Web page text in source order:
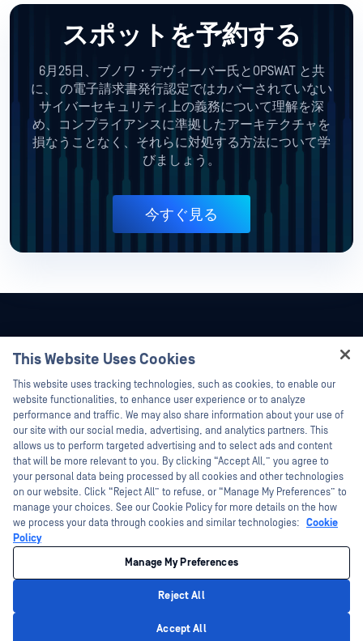
スポットを予約する
6月25日、ブノワ・デヴィーバー氏とOPSWAT と共
に、
の電子請求書発行認定ではカバーされていない
サイバーセキュリティ上の義務について理解を深
め、コンプライアンスに準拠したアーキテクチャを
損なうことなく、それらに対処する方法について学
びましょう。
今すぐ見る
©2026OPSWAT . All rights reserved.OPSWAT、MetaDefender、Metascan、
MetaAccess、OPSWAT 、Trust no File. Trust No Device.、OPSWAT 、Protecting the
World's Critical Infrastructure、Deep CDR™ Technology、InQuest、InQuestロゴ、
DFI、RetroHunt、Deep File Inspection、およびJoin the Huntは、OPSWAT の商標
です。第三者の商標は、それぞれの所有者の財産です。
プライバシーポリシー
カリフォルニア州のプライバシーポリ
This Website Uses Cookies
This website uses tracking technologies, such as cookies, to enable our
website functionalities, to enhance user experience or to analyze
performance and traffic. We may also share information about your use of
our site with our social media, advertising, and analytics partners. This
allows us to perform targeted advertising and to select ads and content
that will be more relevant to you. By clicking “Accept All,” you agree to
your personal data being processed by all cookies and other technologies
on our website. Click “Reject All” to refuse, or “Manage My Preferences” to
manage your choices. See our Cookie Policy for more details on the how
we process your data through cookies and similar technologies: Cookie
Policy
Manage My Preferences
Reject All
Accept All
Hey there!
I'm Ozzy, your OPSWAT virtual assistant.
How can I help you secure what's critical
today?